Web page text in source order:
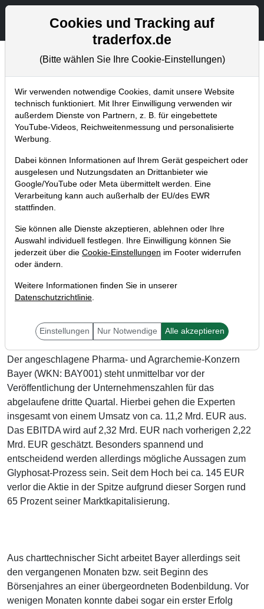
Aktien- und Artikelsuche
Chartanalysen
Home Blog Chartanalysen
Chartanalyse Bayer: iSKS als
übergeordnete Umkehrformation?
25.10.2019 um 16:31 Uhr | P. Uhlschmied
Der angeschlagene Pharma- und Agrarchemie-Konzern
Bayer (WKN: BAY001) steht unmittelbar vor der
Veröffentlichung der Unternehmenszahlen für das
abgelaufene dritte Quartal. Hierbei gehen die Experten
insgesamt von einem Umsatz von ca. 11,2 Mrd. EUR aus.
Das EBITDA wird auf 2,32 Mrd. EUR nach vorherigen 2,22
Mrd. EUR geschätzt. Besonders spannend und
entscheidend werden allerdings mögliche Aussagen zum
Glyphosat-Prozess sein. Seit dem Hoch bei ca. 145 EUR
verlor die Aktie in der Spitze aufgrund dieser Sorgen rund
65 Prozent seiner Marktkapitalisierung.
Aus charttechnischer Sicht arbeitet Bayer allerdings seit
den vergangenen Monaten bzw. seit Beginn des
Börsenjahres an einer übergeordneten Bodenbildung. Vor
wenigen Monaten konnte dabei sogar ein erster Erfolg
Cookies und Tracking auf
traderfox.de
(Bitte wählen Sie Ihre Cookie-Einstellungen)
Wir verwenden notwendige Cookies, damit unsere Website
technisch funktioniert. Mit Ihrer Einwilligung verwenden wir
außerdem Dienste von Partnern, z. B. für eingebettete
YouTube-Videos, Reichweitenmessung und personalisierte
Werbung.
Dabei können Informationen auf Ihrem Gerät gespeichert oder
ausgelesen und Nutzungsdaten an Drittanbieter wie
Google/YouTube oder Meta übermittelt werden. Eine
Verarbeitung kann auch außerhalb der EU/des EWR
stattfinden.
Sie können alle Dienste akzeptieren, ablehnen oder Ihre
Auswahl individuell festlegen. Ihre Einwilligung können Sie
jederzeit über die Cookie-Einstellungen im Footer widerrufen
oder ändern.
Weitere Informationen finden Sie in unserer
Datenschutzrichtlinie.
Einstellungen Nur Notwendige Alle akzeptieren